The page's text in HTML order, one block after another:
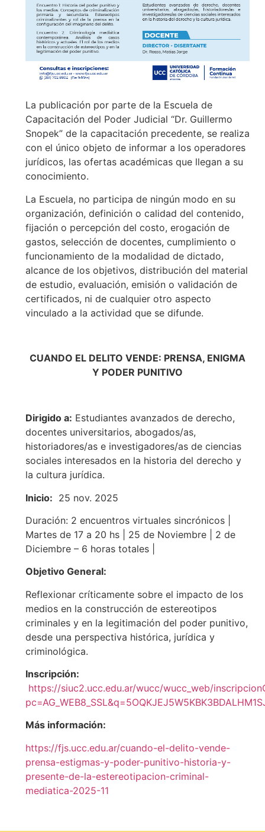
La publicación por parte de la Escuela de
Capacitación del Poder Judicial “Dr. Guillermo
Snopek” de la capacitación precedente, se realiza
con el único objeto de informar a los operadores
jurídicos, las ofertas académicas que llegan a su
conocimiento.
La Escuela, no participa de ningún modo en su
organización, definición o calidad del contenido,
fijación o percepción del costo, erogación de
gastos, selección de docentes, cumplimiento o
funcionamiento de la modalidad de dictado,
alcance de los objetivos, distribución del material
de estudio, evaluación, emisión o validación de
certificados, ni de cualquier otro aspecto
vinculado a la actividad que se difunde.
CUANDO EL DELITO VENDE: PRENSA, ENIGMA
Y PODER PUNITIVO
Dirigido a: Estudiantes avanzados de derecho,
docentes universitarios, abogados/as,
historiadores/as e investigadores/as de ciencias
sociales interesados en la historia del derecho y
la cultura jurídica.
Inicio: 25 nov. 2025
Duración: 2 encuentros virtuales sincrónicos |
Martes de 17 a 20 hs | 25 de Noviembre | 2 de
Diciembre – 6 horas totales |
Objetivo General:
Reflexionar críticamente sobre el impacto de los
medios en la construcción de estereotipos
criminales y en la legitimación del poder punitivo,
desde una perspectiva histórica, jurídica y
criminológica.
Inscripción:
https://siuc2.ucc.edu.ar/wucc/wucc_web/
Más información:
https://fjs.ucc.edu.ar/cuando-el-delito-vende-
prensa-estigmas-y-poder-punitivo-historia-y-
presente-de-la-estereotipacion-criminal-
mediatica-2025-11